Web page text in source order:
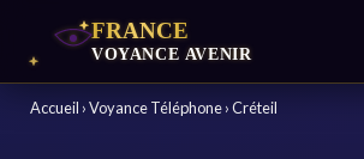
Accueil ›Voyance Téléphone›Créteil